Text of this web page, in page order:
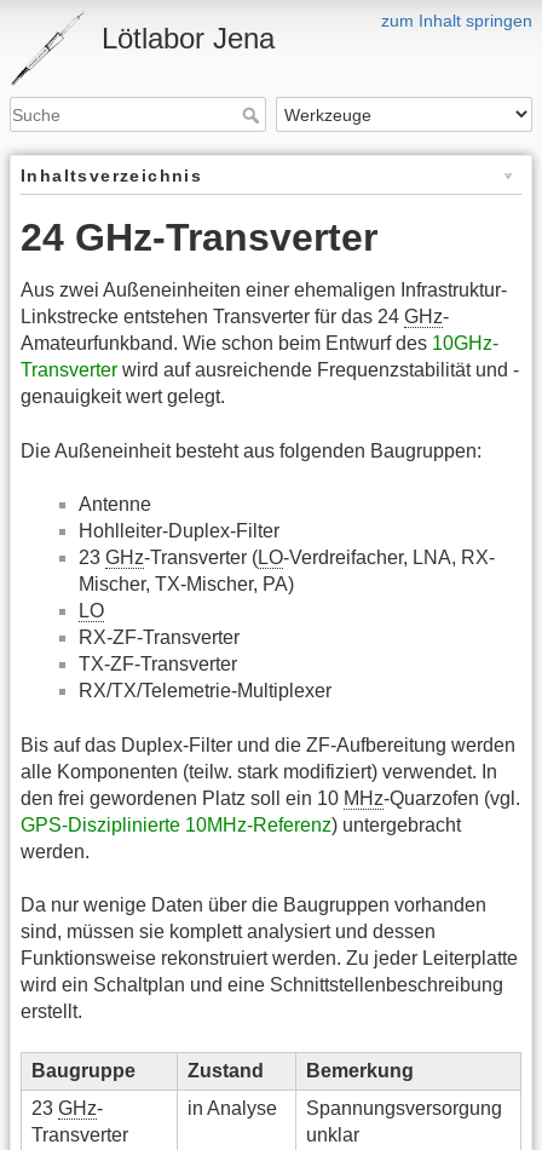
zum Inhalt springen
Lötlabor Jena
Inhaltsverzeichnis
24 GHz-Transverter
Aus zwei Außeneinheiten einer ehemaligen Infrastruktur-
Linkstrecke entstehen Transverter für das 24 GHz-
Amateurfunkband. Wie schon beim Entwurf des 10GHz-
Transverter wird auf ausreichende Frequenzstabilität und -
genauigkeit wert gelegt.
Die Außeneinheit besteht aus folgenden Baugruppen:
Antenne
Hohlleiter-Duplex-Filter
23 GHz-Transverter (LO-Verdreifacher, LNA, RX-
Mischer, TX-Mischer, PA)
LO
RX-ZF-Transverter
TX-ZF-Transverter
RX/TX/Telemetrie-Multiplexer
Bis auf das Duplex-Filter und die ZF-Aufbereitung werden
alle Komponenten (teilw. stark modifiziert) verwendet. In
den frei gewordenen Platz soll ein 10 MHz-Quarzofen (vgl.
GPS-Disziplinierte 10MHz-Referenz) untergebracht
werden.
Da nur wenige Daten über die Baugruppen vorhanden
sind, müssen sie komplett analysiert und dessen
Funktionsweise rekonstruiert werden. Zu jeder Leiterplatte
wird ein Schaltplan und eine Schnittstellenbeschreibung
erstellt.
Baugruppe Zustand
Bemerkung
23 GHz-
Transverter
in Analyse
Spannungsversorgung
unklar